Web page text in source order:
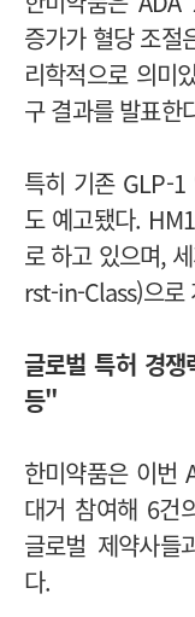
증가가 혈당 조절
리학적으로 의미
구 결과를 발표한
특히 기존 GLP-1
도 예고됐다.
로 하고 있으며,
rst-in-Class)으로
글로벌 특허 경
등"
한미약품은 이번
대거 참여해 6건
글로벌 제약사들
다.